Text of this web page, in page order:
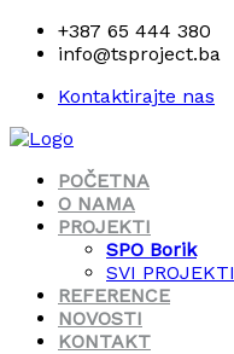
+387 65 444 380
info@tsproject.ba
Kontaktirajte nas
POČETNA
O NAMA
PROJEKTI
SPO Borik
SVI PROJEKTI
REFERENCE
NOVOSTI
KONTAKT